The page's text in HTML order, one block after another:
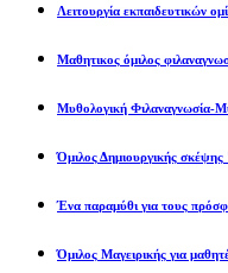
Λειτουργία εκπαιδευτικών
Μαθητικος όμιλος
Μυθολογική Φιλαναγνωσία-
Όμιλος Δημιουργικής σκέψης
Ένα παραμύθι για τους
Όμιλος Μαγειρικής για